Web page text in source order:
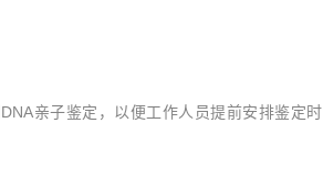
亲子鉴定，以便工作人员提前安排鉴定时